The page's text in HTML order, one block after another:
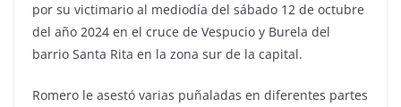
por su victimario al mediodía del sábado 12 de octubre
del año 2024 en el cruce de Vespucio y Burela del
barrio Santa Rita en la zona sur de la capital.
Romero le asestó varias puñaladas en diferentes partes